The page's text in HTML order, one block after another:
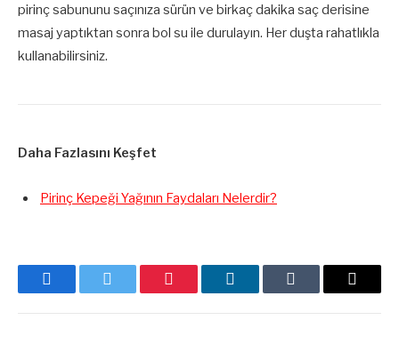
pirinç sabununu saçınıza sürün ve birkaç dakika saç derisine
masaj yaptıktan sonra bol su ile durulayın. Her duşta rahatlıkla
kullanabilirsiniz.
Daha Fazlasını Keşfet
Pirinç Kepeği Yağının Faydaları Nelerdir?
FacebookTwitter Pinterest LinkedInTumblr
E-